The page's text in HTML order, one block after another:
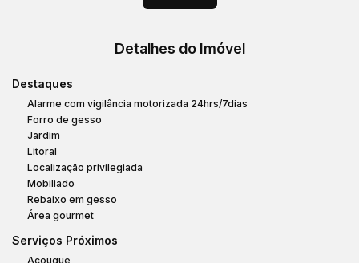
Ótimo padrão no acabamento:
porcelanatoem todos os ambientes da casa.
Aberturas em
tratada com
Vemtotalmente mobiliada com móveis de
qualidade e eletrodomésticos completos
para morar!
Lazer e Natureza no Seu Quintal:
Detalhes do Imóvel
Destaques
Alarme com vigilância motorizada 24hrs/7dias
Forro de gesso
Jardim
Litoral
Localização privilegiada
Mobiliado
Rebaixo em gesso
Área gourmet
Serviços Próximos
Açougue